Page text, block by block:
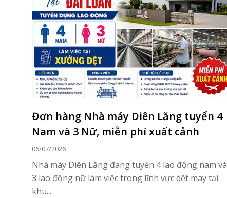
Đơn hàng Nhà máy Diên Lăng tuyển 4
Nam và 3 Nữ, miễn phí xuất cảnh
06/07/2026
Nhà máy Diên Lăng đang tuyển 4 lao động nam và
3 lao động nữ làm việc trong lĩnh vực dệt may tại
khu...